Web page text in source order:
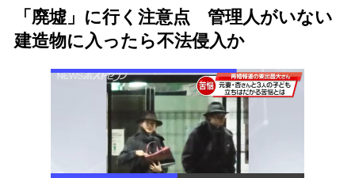
「廃墟」に行く注意点 管理人がいない
建造物に入ったら不法侵入か